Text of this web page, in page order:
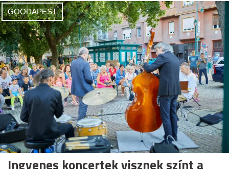
GOODAPEST
Ingyenes koncertek visznek színt a